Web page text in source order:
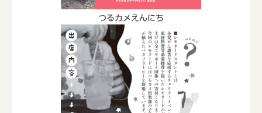
つるカメえんにち